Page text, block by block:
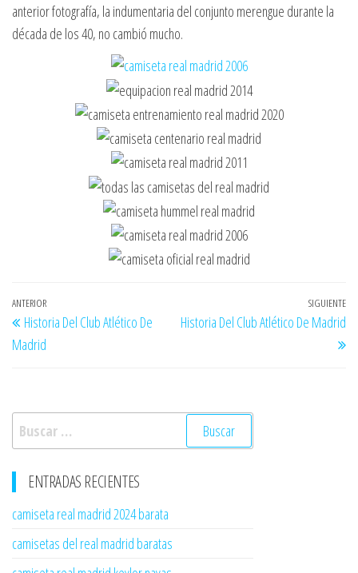
anterior fotografía, la indumentaria del conjunto merengue durante la
década de los 40, no cambió mucho.
Navegación
de
entradas
Entrada
anterior
ANTERIOR
Historia Del Club Atlético De
Madrid
SIGUIENTE
Historia Del Club Atlético De Madrid
Buscar:
ENTRADAS RECIENTES
camiseta real madrid 2024 barata
camisetas del real madrid baratas